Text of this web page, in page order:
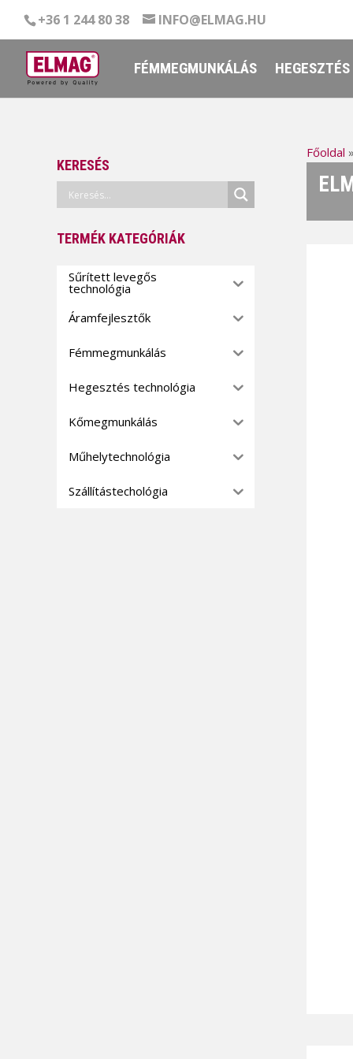
+36 1 244 80 38 INFO@ELMAG.HU
FÉMMEGMUNKÁLÁS HEGESZTÉS
Főoldal
KERESÉS
TERMÉK KATEGÓRIÁK
Sűrített levegős
technológia
Áramfejlesztők
Fémmegmunkálás
Hegesztés technológia
Kőmegmunkálás
Műhelytechnológia
Szállítástechológia